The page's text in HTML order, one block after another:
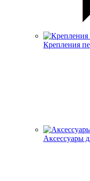
Крепления
Аксессуары